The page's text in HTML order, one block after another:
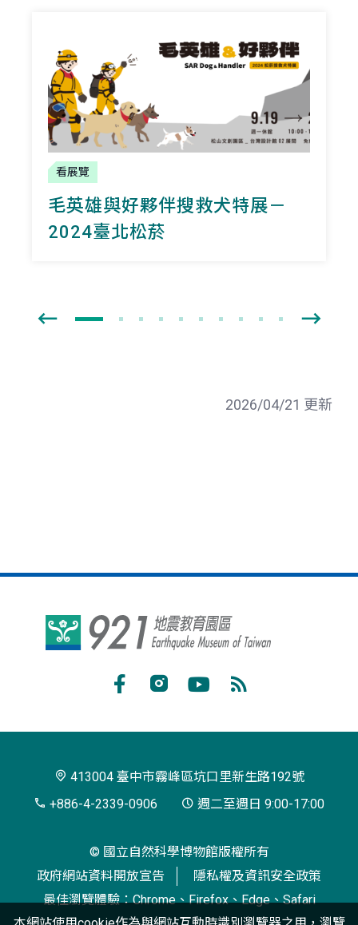
看展覽
毛英雄與好夥伴搜救犬特展－
2024臺北松菸
2026/04/21 更新
921
園
區
閱
413004 臺中市霧峰區坑口里新生路192號
+886-4-2339-0906
週二至週日 9:00-17:00
© 國立自然科學博物館版權所有
政府網站資料開放宣告
隱私權及資訊安全政策
最佳瀏覽體驗：Chrome、Firefox、Edge、Safari